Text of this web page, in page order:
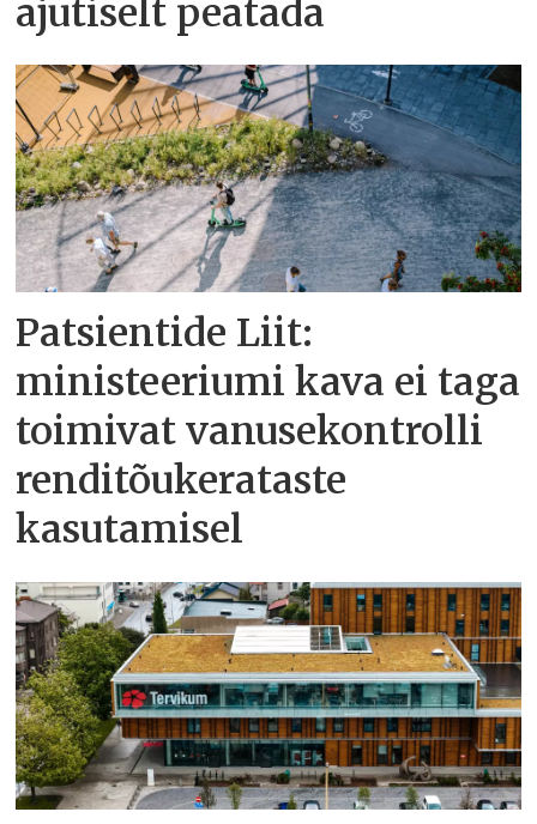
ajutiselt peatada
Patsientide Liit:
ministeeriumi kava ei taga
toimivat vanusekontrolli
renditõukerataste
kasutamisel